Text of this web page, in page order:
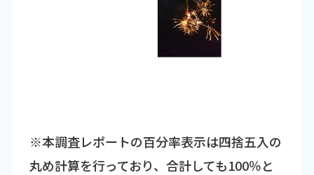
※本調査レポートの百分率表示は四捨五入の
丸め計算を行っており、合計しても100％と